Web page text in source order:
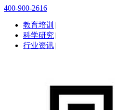
400-900-2616
教育培训 |
科学研究|
行业资讯|